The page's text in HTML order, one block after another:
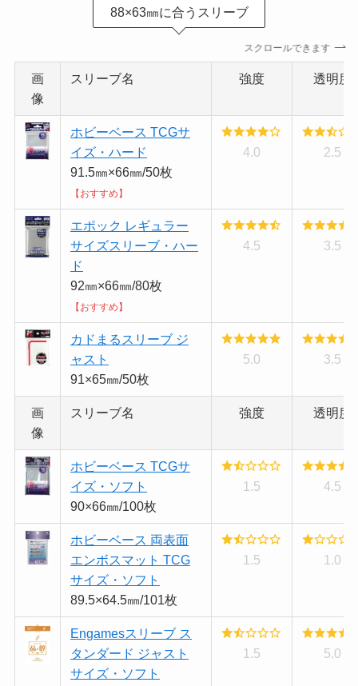
88×63㎜に合うスリーブ
スクロールできます
画
像
スリーブ名 強度 透明度
ホビーベース TCGサ
イズ・ハード
91.5㎜×66㎜/50枚
【おすすめ】
4.0 2.5
エポック レギュラー
サイズスリーブ・ハー
ド
92㎜×66㎜/80枚
【おすすめ】
4.5 3.5
カドまるスリーブ ジ
ャスト
91×65㎜/50枚
5.0 3.5
画
像
スリーブ名 強度 透明度
ホビーベース TCGサ
イズ・ソフト
90×66㎜/100枚
1.5 4.5
ホビーベース 両表面
エンボスマット TCG
サイズ・ソフト
89.5×64.5㎜/101枚
1.5 1.0
Engamesスリーブ ス
タンダード ジャスト
サイズ・ソフト
1.5 5.0